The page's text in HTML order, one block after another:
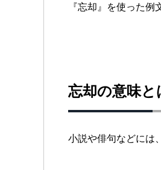
『忘却』を使った例
忘却の意味と
小説や俳句などには